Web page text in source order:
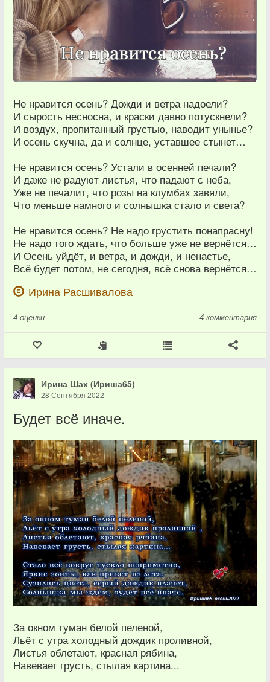
Не нравится осень? Дожди и ветра надоели?
И сырость несносна, и краски давно потускнели?
И воздух, пропитанный грустью, наводит унынье?
И осень скучна, да и солнце, уставшее стынет…
Не нравится осень? Устали в осенней печали?
И даже не радуют листья, что падают с неба,
Уже не печалит, что розы на клумбах завяли,
Что меньше намного и солнышка стало и света?
Не нравится осень? Не надо грустить понапрасну!
Не надо того ждать, что больше уже не вернётся…
И Осень уйдёт, и ветра, и дожди, и ненастье,
Всё будет потом, не сегодня, всё снова вернётся…
Ирина Расшивалова
4 оценки 4 комментария
Ирина Шах (Ириша65)
28 Сентября 2022
Будет всё иначе.
За окном туман белой пеленой,
Льёт с утра холодный дождик проливной,
Листья облетают, красная рябина,
Навевает грусть, стылая картина...